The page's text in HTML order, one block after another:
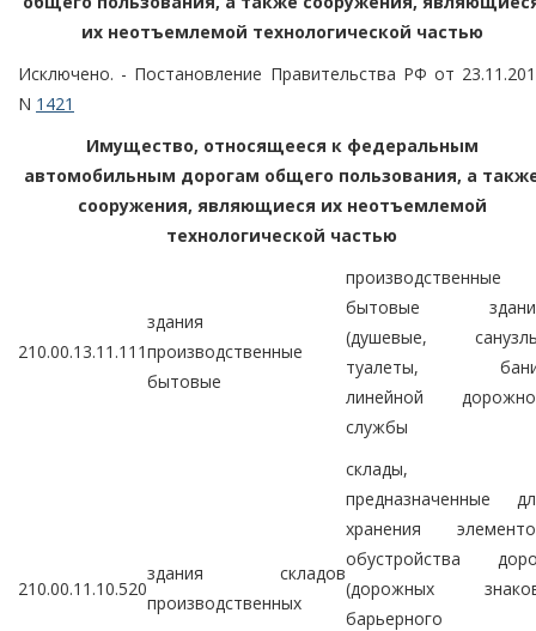
их неотъемлемой технологической частью
Исключено. - Постановление Правительства РФ от
N 1421
Имущество, относящееся к федеральным
автомобильным дорогам общего пользования, а
сооружения, являющиеся их неотъемлемой
технологической частью
210.00.13.11.111
здания
производственные
бытовые
производственные
бытовые
(душевые,
туалеты,
линейной
службы
210.00.11.10.520
здания складов
производственных
склады,
предназначенные
хранения
обустройства
(дорожных
барьерного